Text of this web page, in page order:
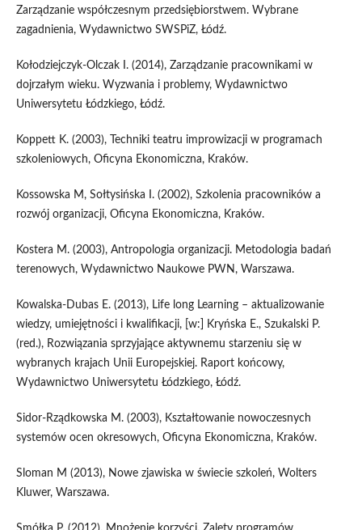
Zarządzanie współczesnym przedsiębiorstwem. Wybrane
zagadnienia, Wydawnictwo SWSPiZ, Łódź.
Kołodziejczyk-Olczak I. (2014), Zarządzanie pracownikami w
dojrzałym wieku. Wyzwania i problemy, Wydawnictwo
Uniwersytetu Łódzkiego, Łódź.
Koppett K. (2003), Techniki teatru improwizacji w programach
szkoleniowych, Oficyna Ekonomiczna, Kraków.
Kossowska M, Sołtysińska I. (2002), Szkolenia pracowników a
rozwój organizacji, Oficyna Ekonomiczna, Kraków.
Kostera M. (2003), Antropologia organizacji. Metodologia badań
terenowych, Wydawnictwo Naukowe PWN, Warszawa.
Kowalska-Dubas E. (2013), Life long Learning – aktualizowanie
wiedzy, umiejętności i kwalifikacji, [w:] Kryńska E., Szukalski P.
(red.), Rozwiązania sprzyjające aktywnemu starzeniu się w
wybranych krajach Unii Europejskiej. Raport końcowy,
Wydawnictwo Uniwersytetu Łódzkiego, Łódź.
Sidor-Rządkowska M. (2003), Kształtowanie nowoczesnych
systemów ocen okresowych, Oficyna Ekonomiczna, Kraków.
Sloman M (2013), Nowe zjawiska w świecie szkoleń, Wolters
Kluwer, Warszawa.